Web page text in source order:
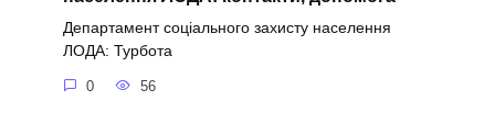
Департамент соціального захисту населення
ЛОДА: Турбота
0 56